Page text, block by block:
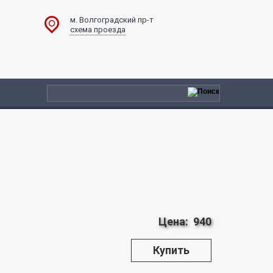
м. Волгоградский пр-т
схема проезда
Цена: 940
Купить